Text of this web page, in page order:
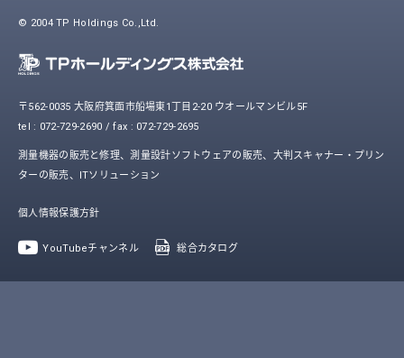
© 2004 TP Holdings Co.,Ltd.
〒562-0035 大阪府箕面市船場東1丁目2-20 ウオールマンビル5F
tel : 072-729-2690 / fax : 072-729-2695
測量機器の販売と修理、測量設計ソフトウェアの販売、大判スキャナー・プリン
ターの販売、ITソリューション
個人情報保護方針
YouTubeチャンネル 総合カタログ